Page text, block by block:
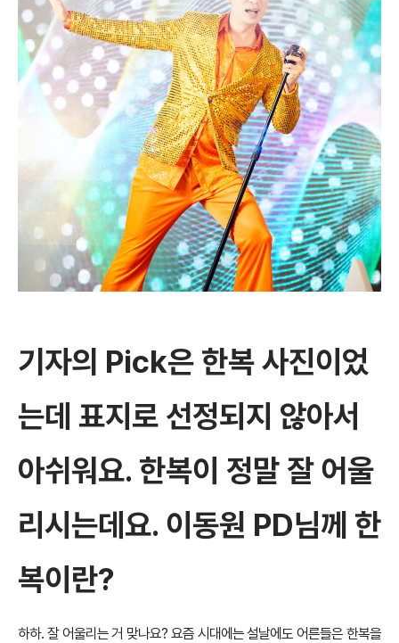
기자의 Pick은 한복 사진이었
는데 표지로 선정되지 않아서
아쉬워요. 한복이 정말 잘 어울
리시는데요. 이동원 PD님께 한
복이란?
하하. 잘 어울리는 거 맞나요? 요즘 시대에는 설날에도 어른들은 한복을